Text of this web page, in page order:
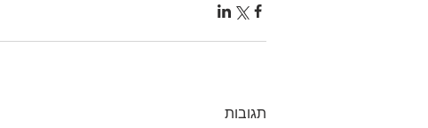
תגובות